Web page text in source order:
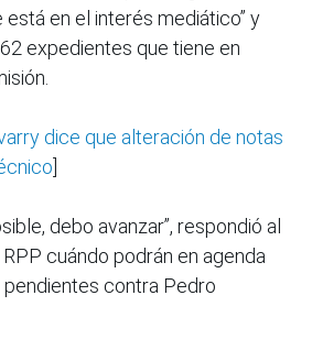
está en el interés mediático” y
expedientes que tiene en
dice que alteración de notas
debo avanzar”, respondió al
cuándo podrán en agenda
pendientes contra Pedro